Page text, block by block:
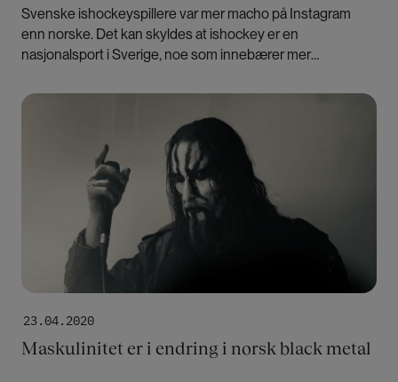
Svenske ishockeyspillere var mer macho på Instagram
enn norske. Det kan skyldes at ishockey er en
nasjonalsport i Sverige, noe som innebærer mer
23.04.2020
Maskulinitet er i endring i norsk black metal
Bilde